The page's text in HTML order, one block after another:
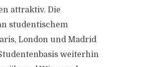
attraktiv. Die
studentischem
London und Madrid
weiterhin